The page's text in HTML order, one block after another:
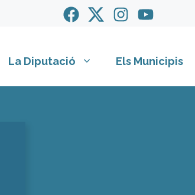
La Diputació Els Municipis